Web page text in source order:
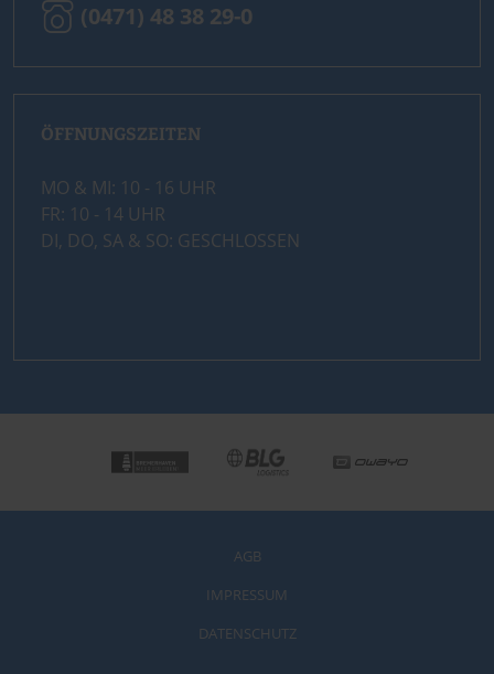
(0471) 48 38 29-0
ÖFFNUNGSZEITEN
MO & MI: 10 - 16 UHR
FR: 10 - 14 UHR
DI, DO, SA & SO: GESCHLOSSEN
AGB
IMPRESSUM
DATENSCHUTZ